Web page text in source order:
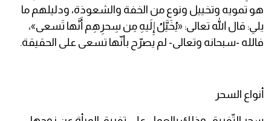
هو تمويه وتخييل ونوع من الخفة والشعوذة، ودليلهم ما
يلي: قال الله تعالى: «يُخَيَّلُ إِلَيهِ مِن سِحرِهِم أَنَّها تَسعى»،
فالله -سبحانه وتعالى- لم يصرّح بأنّها تسعى على الحقيقة.
أنواع السحر